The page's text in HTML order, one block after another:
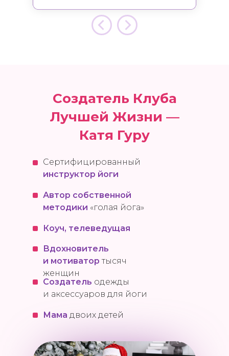
Мама двоих детей
Создатель одежды
и аксессуаров для йоги
Вдохновитель
и мотиватор тысяч
женщин
Коуч, телеведущая
Автор собственной
методики «голая йога»
Сертифицированный
инструктор йоги
Создатель Клуба
Лучшей Жизни —
Катя Гуру